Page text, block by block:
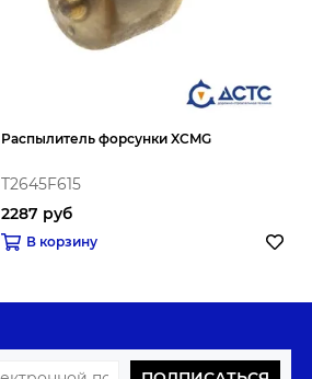
Распылитель форсунки XCMG
T2645F615
2287 руб
В корзину